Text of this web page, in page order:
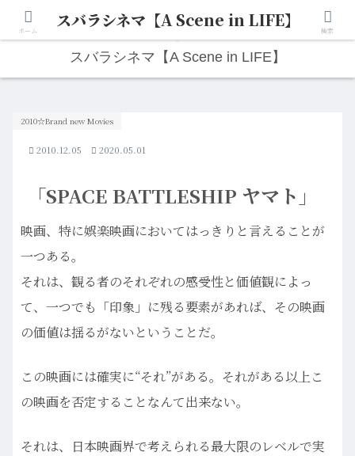
人生は“ひとりごと”から始まる。映画と写真と日々のこと。
スバラシネマ【A Scene in LIFE】
「SPACE BATTLESHIP ヤマト」
2010☆Brand new Movies
2010.12.05 2020.05.01
映画、特に娯楽映画においてはっきりと言えることが
一つある。
それは、観る者のそれぞれの感受性と価値観によっ
て、一つでも「印象」に残る要素があれば、その映画
の価値は揺るがないということだ。
この映画には確実に“それ”がある。それがある以上こ
の映画を否定することなんて出来ない。
それは、日本映画界で考えられる最大限のレベルで実
ホーム スバラシネマ【A Scene in LIFE】 検索